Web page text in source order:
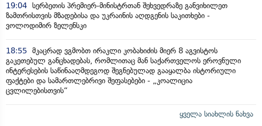
19:04 სერბეთის პრემიერ-მინისტრთან შეხვედრაზე განვიხილეთ
ზამთრისთვის მზადებისა და უკრაინის აღდგენის საკითხები -
ვოლოდიმირ ზელენსკი
18:55 მკაცრად ვგმობთ ირაკლი კობახიძის მიერ 8 აგვისტოს
გაკეთებულ განცხადებას, რომლითაც მან საქართველოს ეროვნული
ინტერესების საწინააღმდეგოდ შეგნებულად გააყალბა ისტორიული
ფაქტები და სამართლებრივი შეფასებები - „კოალიცია
ცვლილებისთვის“
ყველა სიახლის ნახვა